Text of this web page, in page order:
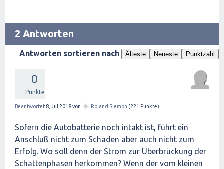
2 Antworten
Antworten sortieren nach Älteste Neueste Punktzahl
0
Punkte
Beantwortet 8, Jul 2018von ✦ Roland Siemon (221 Punkte)
Sofern die Autobatterie noch intakt ist, führt ein
Anschluß nicht zum Schaden aber auch nicht zum
Erfolg. Wo soll denn der Strom zur Überbrückung der
Schattenphasen herkommen? Wenn der vom kleinen